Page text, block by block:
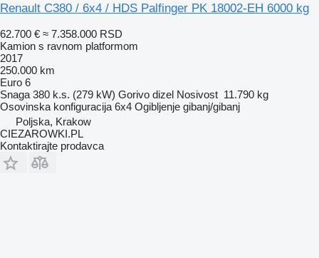
Renault C380 / 6x4 / HDS Palfinger PK 18002-EH 6000 kg
62.700 € ≈ 7.358.000 RSD
Kamion s ravnom platformom
2017
250.000 km
Euro 6
Snaga 380 k.s. (279 kW) Gorivo dizel Nosivost 11.790 kg
Osovinska konfiguracija 6x4 Ogibljenje gibanj/gibanj
Poljska, Krakow
CIEZAROWKI.PL
Kontaktirajte prodavca